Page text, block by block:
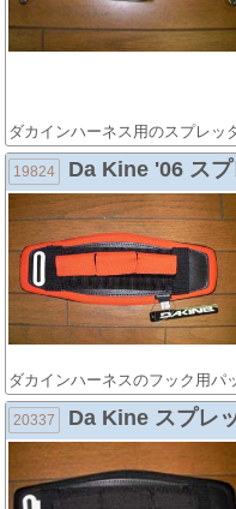
ダカインハーネス用のスプレッ
19824 Da Kine '06 ス
ダカインハーネスのフック用パ
20337 Da Kine スプレ